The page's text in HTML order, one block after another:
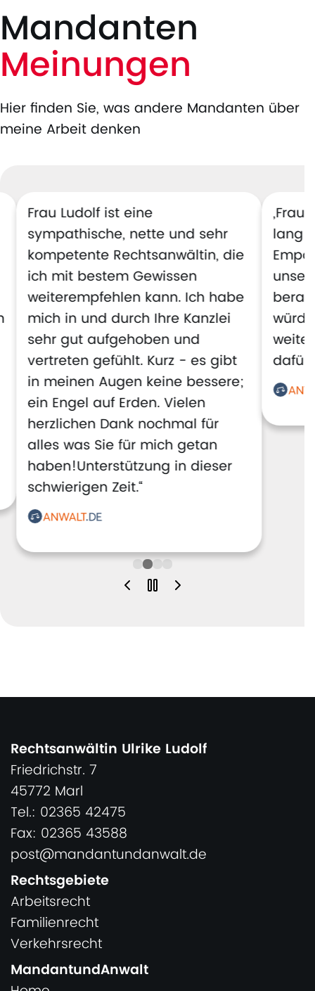
Mandanten
Meinungen
Hier finden Sie, was andere Mandanten über
meine Arbeit denken
Frau Ludolf ist eine
sympathische, nette und sehr
kompetente Rechtsanwältin, die
ich mit bestem Gewissen
weiterempfehlen kann. Ich habe
mich in und durch Ihre Kanzlei
sehr gut aufgehoben und
vertreten gefühlt. Kurz - es gibt
in meinen Augen keine bessere;
ein Engel auf Erden. Vielen
herzlichen Dank nochmal für
alles was Sie für mich getan
haben!Unterstützung in dieser
schwierigen Zeit.“
lang
Rechtsanwältin Ulrike Ludolf
Friedrichstr. 7
45772 Marl
Tel.: 02365 42475
Fax: 02365 43588
post@mandantundanwalt.de
Rechtsgebiete
Arbeitsrecht
Familienrecht
Verkehrsrecht
MandantundAnwalt